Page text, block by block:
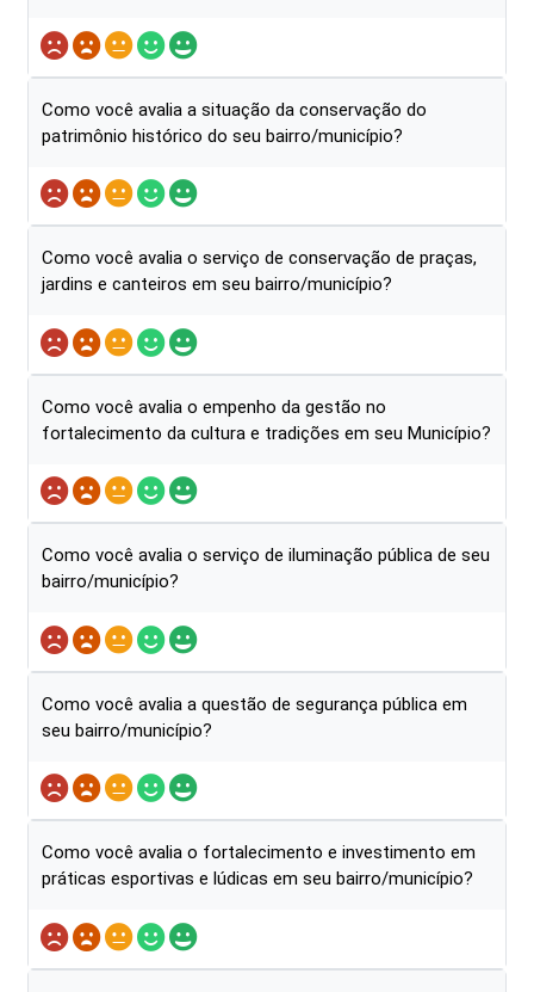
Como você avalia a situação da conservação do
patrimônio histórico do seu bairro/município?
Como você avalia o serviço de conservação de praças,
jardins e canteiros em seu bairro/município?
Como você avalia o empenho da gestão no
fortalecimento da cultura e tradições em seu Município?
Como você avalia o serviço de iluminação pública de seu
bairro/município?
Como você avalia a questão de segurança pública em
seu bairro/município?
Como você avalia o fortalecimento e investimento em
práticas esportivas e lúdicas em seu bairro/município?